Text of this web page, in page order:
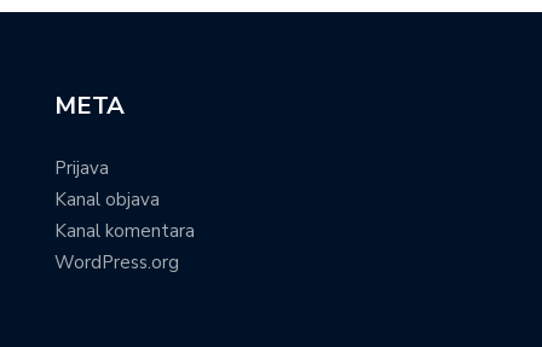
META
Prijava
Kanal objava
Kanal komentara
WordPress.org